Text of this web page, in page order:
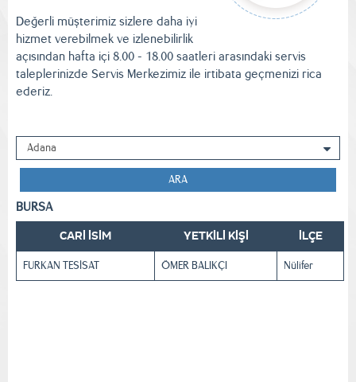
Değerli müşterimiz sizlere daha iyi
hizmet verebilmek ve izlenebilirlik
açısından hafta içi 8.00 - 18.00 saatleri arasındaki servis
taleplerinizde Servis Merkezimiz ile irtibata geçmenizi rica
ederiz.
ARA
BURSA
CARİ İSİM YETKİLİ KİŞİ İLÇE
FURKAN TESİSAT ÖMER BALIKÇI Nülifer